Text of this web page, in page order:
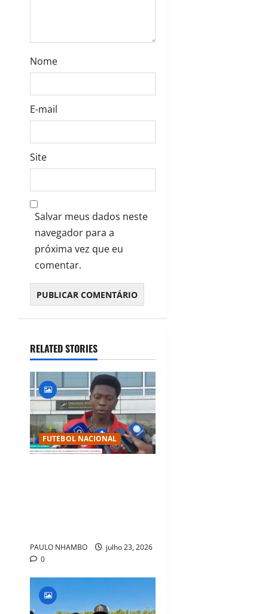
Nome
E-mail
Site
Salvar meus dados neste
navegador para a
próxima vez que eu
comentar.
RELATED STORIES
FUTEBOL NACIONAL
PAULO NHAMBO
julho 23, 2026
0